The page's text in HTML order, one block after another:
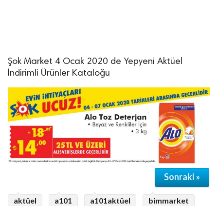
Şok Market 4 Ocak 2020 de Yepyeni Aktüel
İndirimli Ürünler Kataloğu
Sonraki »
aktüel a101 a101aktüel
bimmarket